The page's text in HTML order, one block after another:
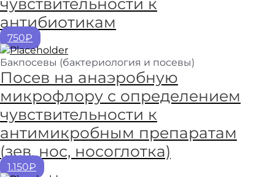
чувствительности к
антибиотикам
750₽
Бакпосевы (бактериология и посевы)
Посев на анаэробную
микрофлору с определением
чувствительности к
антимикробным препаратам
(зев, нос, носоглотка)
1.150₽